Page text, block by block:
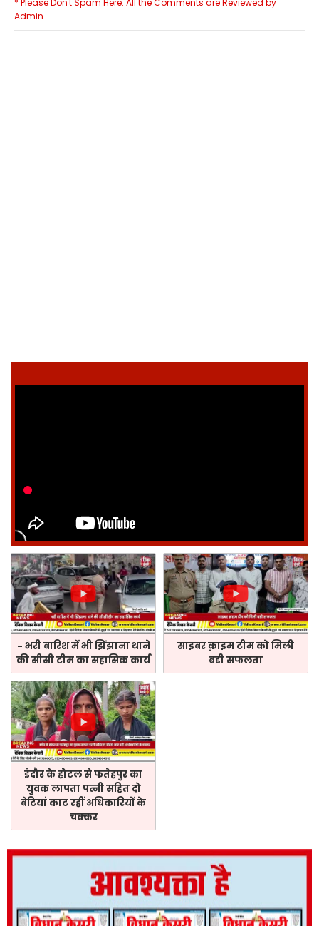
Admin.
- भरी बारिश में भी झिंझाना थाने
की सीसी टीम का सहासिक कार्य
साइबर क़ाइम टीम को मिली
बडी सफलता
इंदौर के होटल से फतेहपुर का
युवक लापता पत्नी सहित दो
बेटियां काट रहीं अधिकारियों के
चक्कर